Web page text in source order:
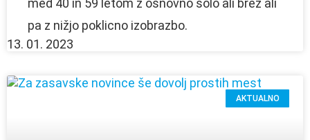
med 40 in 59 letom z osnovno šolo ali brez ali
pa z nižjo poklicno izobrazbo.
13. 01. 2023
AKTUALNO